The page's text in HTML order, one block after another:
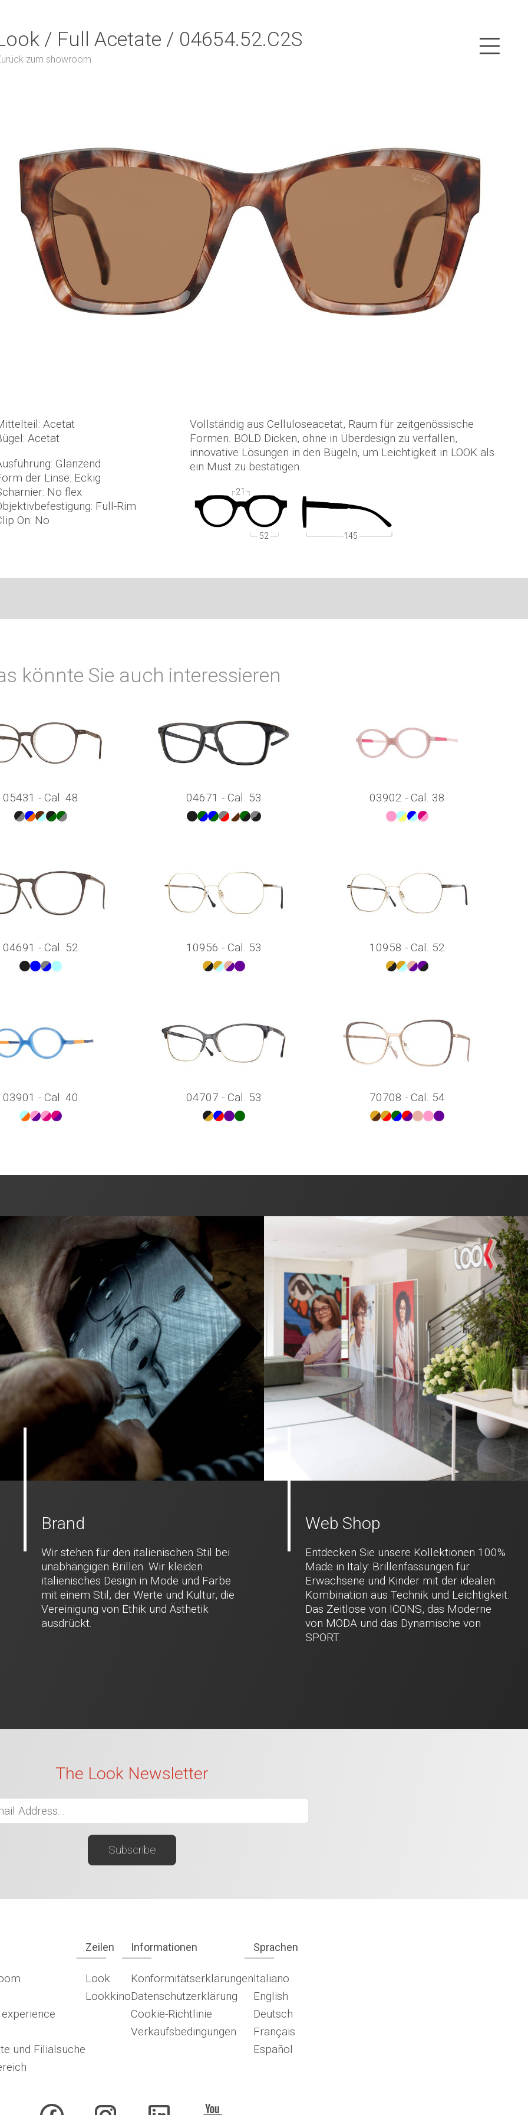
/ Full Acetate / 04654.52.C2S
zum showroom
Acetat
Acetat
Glänzend
der Linse: Eckig
No flex
Full-Rim
On: No
Vollständig aus Celluloseacetat, Raum für zeitgenössische
Formen. BOLD Dicken, ohne in Überdesign zu verfallen,
innovative Lösungen in den Bügeln, um Leichtigkeit in LOOK als
ein Must zu bestätigen.
52
21
145
könnte Sie auch interessieren
05431 - Cal. 48 04671 - Cal. 53 03902 - Cal. 38
04691 - Cal. 52 10956 - Cal. 53 10958 - Cal. 52
03901 - Cal. 40 04707 - Cal. 53 70708 - Cal. 54
Brand
Wir stehen für den italienischen Stil bei
unabhängigen Brillen. Wir kleiden
italienisches Design in Mode und Farbe
mit einem Stil, der Werte und Kultur, die
Vereinigung von Ethik und Ästhetik
ausdrückt.
Web Shop
Entdecken Sie unsere Kollektionen 100%
Made in Italy: Brillenfassungen für
Erwachsene und Kinder mit der idealen
Kombination aus Technik und Leichtigkeit.
Das Zeitlose von ICONS, das Moderne
von MODA und das Dynamische von
SPORT.
The Look Newsletter
und Filialsuche
Zeilen
Look
Lookkino
Informationen
Konformitätserklärungen
Datenschutzerklärung
Cookie-Richtlinie
Verkaufsbedingungen
Sprachen
Italiano
English
Deutsch
Français
Español